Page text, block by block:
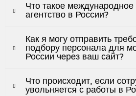
Что такое международное
агентство в России?
Как я могу отправить
подбору персонала для
России через ваш сайт?
Что происходит, если
увольняется с работы в